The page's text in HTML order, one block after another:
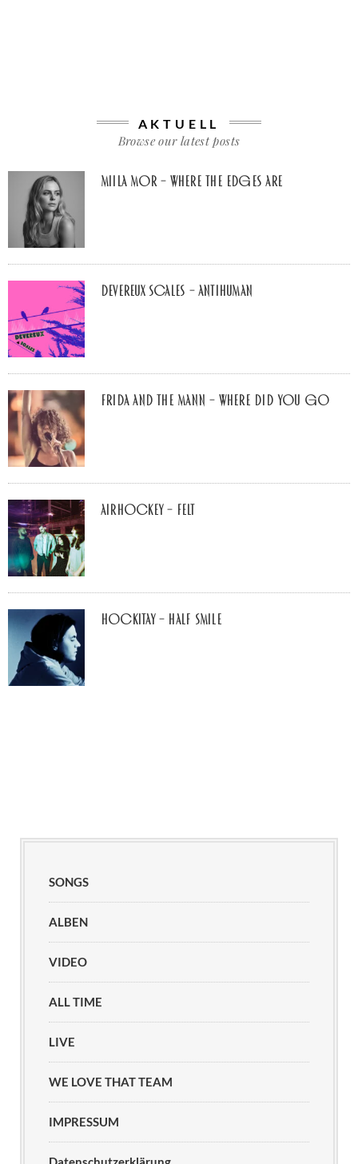
AKTUELL
Browse our latest posts
Miila Mor – Where The Edges Are
Devereux Scales – Antihuman
Frida and The Mann – Where Did You Go
airhockey – felt
Hockitay – half smile
SONGS
ALBEN
VIDEO
ALL TIME
LIVE
WE LOVE THAT TEAM
IMPRESSUM